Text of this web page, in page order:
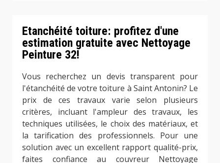
Etanchéité toiture: profitez d'une
estimation gratuite avec Nettoyage
Peinture 32!
Vous recherchez un devis transparent pour
l'étanchéité de votre toiture à Saint Antonin? Le
prix de ces travaux varie selon plusieurs
critères, incluant l'ampleur des travaux, les
techniques utilisées, le choix des matériaux, et
la tarification des professionnels. Pour une
solution avec un excellent rapport qualité-prix,
faites confiance au couvreur Nettoyage